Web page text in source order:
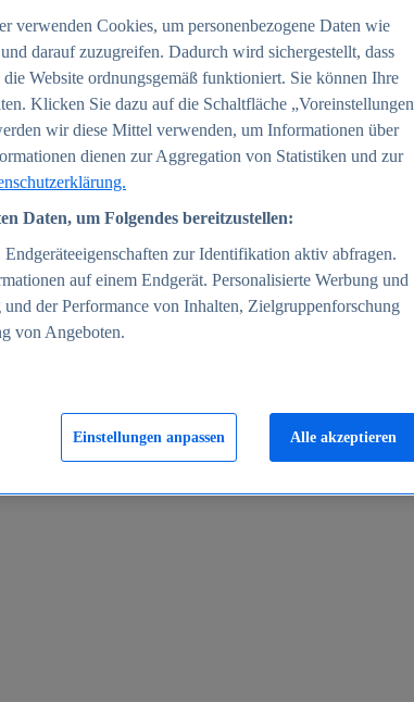
2025
verwenden Cookies, um personenbezogene Daten wie
darauf zuzugreifen. Dadurch wird sichergestellt, dass
Website ordnungsgemäß funktioniert. Sie können Ihre
Klicken Sie dazu auf die Schaltfläche „Voreinstellungen
wir diese Mittel verwenden, um Informationen über
dienen zur Aggregation von Statistiken und zur
Daten, um Folgendes bereitzustellen:
zur Identifikation aktiv abfragen.
auf einem Endgerät. Personalisierte Werbung und
der Performance von Inhalten, Zielgruppenforschung
von Angeboten.
Einstellungen anpassen Alle akzeptieren